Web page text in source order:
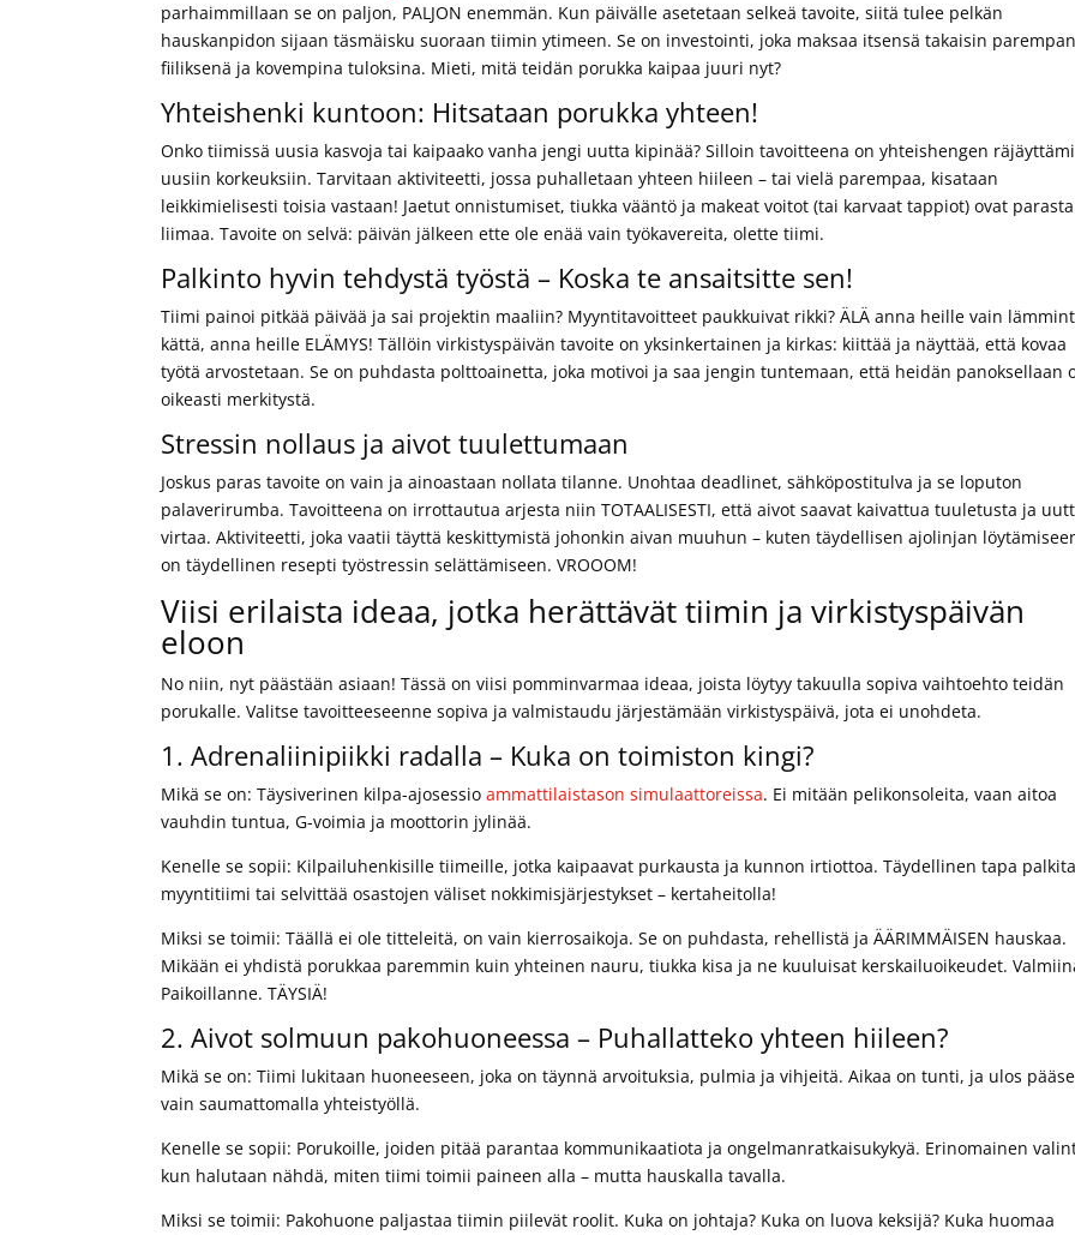
parhaimmillaan se on paljon, PALJON enemmän. Kun päivälle asetetaan selkeä tavoite, siitä tulee pelkän
hauskanpidon sijaan täsmäisku suoraan tiimin ytimeen. Se on investointi, joka maksaa itsensä takaisin
fiiliksenä ja kovempina tuloksina. Mieti, mitä teidän porukka kaipaa juuri nyt?
Yhteishenki kuntoon: Hitsataan porukka yhteen!
Onko tiimissä uusia kasvoja tai kaipaako vanha jengi uutta kipinää? Silloin tavoitteena on yhteishengen
uusiin korkeuksiin. Tarvitaan aktiviteetti, jossa puhalletaan yhteen hiileen – tai vielä parempaa, kisataan
leikkimielisesti toisia vastaan! Jaetut onnistumiset, tiukka vääntö ja makeat voitot (tai karvaat tappiot) ovat parasta
liimaa. Tavoite on selvä: päivän jälkeen ette ole enää vain työkavereita, olette tiimi.
Palkinto hyvin tehdystä työstä – Koska te ansaitsitte sen!
Tiimi painoi pitkää päivää ja sai projektin maaliin? Myyntitavoitteet paukkuivat rikki? ÄLÄ anna heille vain
kättä, anna heille ELÄMYS! Tällöin virkistyspäivän tavoite on yksinkertainen ja kirkas: kiittää ja näyttää, että kovaa
työtä arvostetaan. Se on puhdasta polttoainetta, joka motivoi ja saa jengin tuntemaan, että heidän panoksellaan
oikeasti merkitystä.
Stressin nollaus ja aivot tuulettumaan
Joskus paras tavoite on vain ja ainoastaan nollata tilanne. Unohtaa deadlinet, sähköpostitulva ja se loputon
palaverirumba. Tavoitteena on irrottautua arjesta niin TOTAALISESTI, että aivot saavat kaivattua tuuletusta ja
virtaa. Aktiviteetti, joka vaatii täyttä keskittymistä johonkin aivan muuhun – kuten täydellisen ajolinjan
on täydellinen resepti työstressin selättämiseen. VROOOM!
Viisi erilaista ideaa, jotka herättävät tiimin ja virkistyspäivän
eloon
No niin, nyt päästään asiaan! Tässä on viisi pomminvarmaa ideaa, joista löytyy takuulla sopiva vaihtoehto teidän
porukalle. Valitse tavoitteeseenne sopiva ja valmistaudu järjestämään virkistyspäivä, jota ei unohdeta.
1. Adrenaliinipiikki radalla – Kuka on toimiston kingi?
Mikä se on: Täysiverinen kilpa-ajosessioammattilaistason simulaattoreissa. Ei mitään pelikonsoleita, vaan aitoa
vauhdin tuntua, G-voimia ja moottorin jylinää.
Kenelle se sopii: Kilpailuhenkisille tiimeille, jotka kaipaavat purkausta ja kunnon irtiottoa. Täydellinen tapa palkita
myyntitiimi tai selvittää osastojen väliset nokkimisjärjestykset – kertaheitolla!
Miksi se toimii: Täällä ei ole titteleitä, on vain kierrosaikoja. Se on puhdasta, rehellistä ja ÄÄRIMMÄISEN hauskaa.
Mikään ei yhdistä porukkaa paremmin kuin yhteinen nauru, tiukka kisa ja ne kuuluisat kerskailuoikeudet.
Paikoillanne. TÄYSIÄ!
2. Aivot solmuun pakohuoneessa – Puhallatteko yhteen hiileen?
Mikä se on: Tiimi lukitaan huoneeseen, joka on täynnä arvoituksia, pulmia ja vihjeitä. Aikaa on tunti, ja ulos
vain saumattomalla yhteistyöllä.
Kenelle se sopii: Porukoille, joiden pitää parantaa kommunikaatiota ja ongelmanratkaisukykyä. Erinomainen
kun halutaan nähdä, miten tiimi toimii paineen alla – mutta hauskalla tavalla.
Miksi se toimii: Pakohuone paljastaa tiimin piilevät roolit. Kuka on johtaja? Kuka on luova keksijä? Kuka huomaa